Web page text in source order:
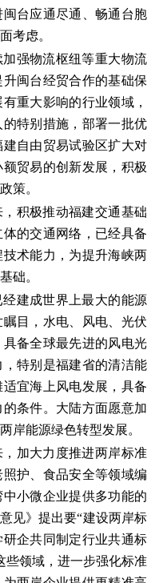
台应通尽通、畅通台胞
考虑。
强物流枢纽等重大物流
闽台经贸合作的基础保
重大影响的行业领域，
特别措施，部署一批优
自由贸易试验区扩大对
贸易的创新发展，积极
策。
积极推动福建交通基础
的交通网络，已经具备
术能力，为提升海峡两
础。
建成世界上最大的能源
目，水电、风电、光伏
备全球最先进的风电光
特别是福建省的清洁能
宜海上风电发展，具备
条件。大陆方面愿意加
岸能源绿色转型发展。
加大力度推进两岸标准
护、食品安全等领域编
小微企业提供多功能的
见》提出要“建设两岸标
企共同制定行业共通标
些领域，进一步强化标准